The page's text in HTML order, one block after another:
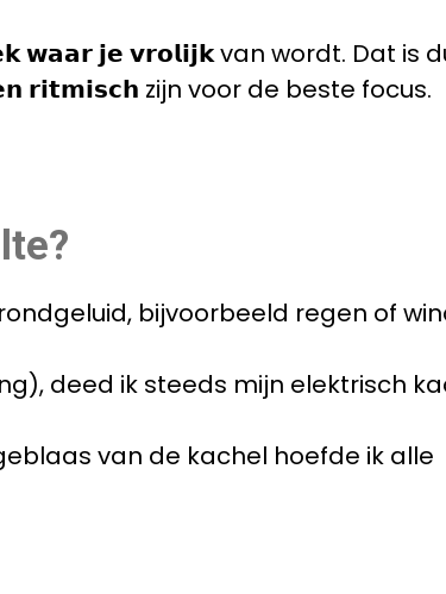
𝗷𝗲 𝘃𝗿𝗼𝗹𝗶𝗷𝗸 van wordt. Dat is
𝗿𝗶𝘁𝗺𝗶𝘀𝗰𝗵 zijn voor de beste focus.
bijvoorbeeld regen of
deed ik steeds mijn elektrisch
van de kachel hoefde ik alle